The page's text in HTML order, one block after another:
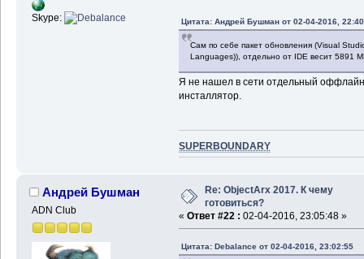
Skype: Цитата: Андрей Бушман от 02-04-2016,
Сам по себе пакет обновления (Visual
Languages)), отдельно от IDE весит 5891
Я не нашел в сети отдельный
инсталлятор.
SUPERBOUNDARY
Андрей Бушман
ADN Club
Re: ObjectArx 2017. К чему
готовиться?
« Ответ #22 : 02-04-2016, 23:05:48 »
Цитата: Debalance от 02-04-2016, 23:02:55